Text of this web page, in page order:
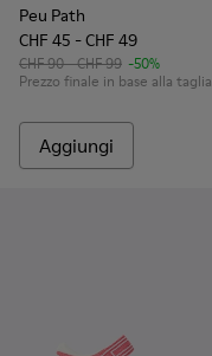
Peu Path
CHF 45 - CHF 49
CHF 90 - CHF 99 -50%
Prezzo finale in base alla taglia
Aggiungi